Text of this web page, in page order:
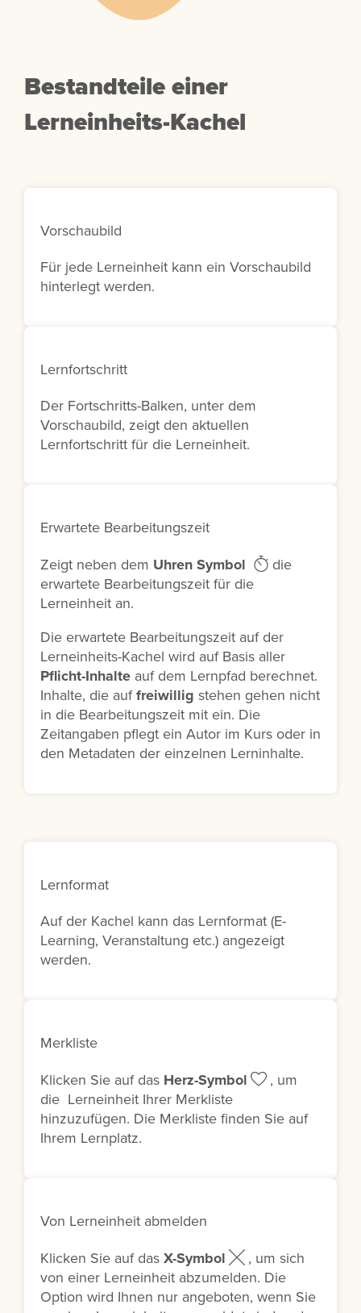
Bestandteile einer
Lerneinheits-Kachel
Vorschaubild
Für jede Lerneinheit kann ein Vorschaubild
hinterlegt werden.
Lernfortschritt
Der Fortschritts-Balken, unter dem
Vorschaubild, zeigt den aktuellen
Lernfortschritt für die Lerneinheit.
Erwartete Bearbeitungszeit
Zeigt neben dem Uhren Symbol
die
erwartete Bearbeitungszeit für die
Lerneinheit an.
Die erwartete Bearbeitungszeit auf der
Lerneinheits-Kachel wird auf Basis aller
Pflicht-Inhalte auf dem Lernpfad berechnet.
Inhalte, die auffreiwillig stehen gehen nicht
in die Bearbeitungszeit mit ein. Die
Zeitangaben pflegt ein Autor im Kurs oder in
den Metadaten der einzelnen Lerninhalte.
Lernformat
Auf der Kachel kann das Lernformat (E-
Learning, Veranstaltung etc.) angezeigt
werden.
Merkliste
Klicken Sie auf das Herz-Symbol
, um
die Lerneinheit Ihrer Merkliste
hinzuzufügen. Die Merkliste finden Sie auf
Ihrem Lernplatz.
Von Lerneinheit abmelden
Klicken Sie auf dasX-Symbol
, um sich
von einer Lerneinheit abzumelden. Die
Option wird Ihnen nur angeboten, wenn Sie